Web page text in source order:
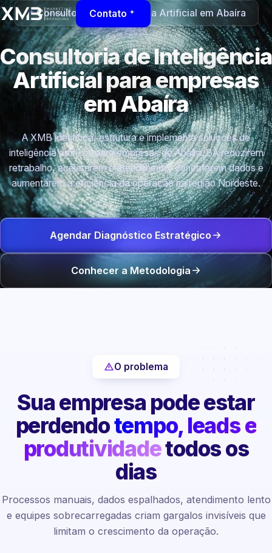
Contato
Consultoria de Inteligência Artificial em Abaíra
Consultoria de Inteligência
Artificial para empresas
em Abaíra
A XMB identifica, estrutura e implementa soluções de
inteligência artificial para empresas de Abaíra/BA reduzirem
retrabalho, acelerarem o atendimento, conectarem dados e
aumentarem a eficiência da operação na região Nordeste.
Agendar Diagnóstico Estratégico
Conhecer a Metodologia
O problema
Sua empresa pode estar
perdendotempo, leads e
produtividadetodos os
dias
Processos manuais, dados espalhados, atendimento lento
e equipes sobrecarregadas criam gargalos invisíveis que
limitam o crescimento da operação.